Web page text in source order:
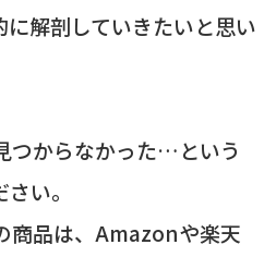
に解剖していきたいと思い
つからなかった…という
い。
商品は、Amazonや楽天